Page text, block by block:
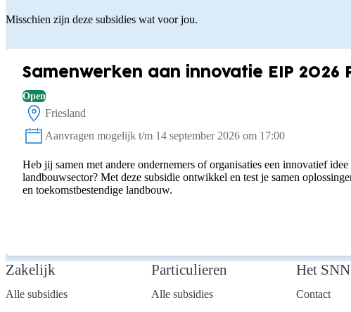
Misschien zijn deze subsidies wat voor jou.
Samenwerken aan innovatie EIP 2026
Open
Locatie:
Friesland
Status:
Aanvragen mogelijk t/m 14 september 2026 om 17:00
Heb jij samen met andere ondernemers of organisaties een innovatief
landbouwsector? Met deze subsidie ontwikkel en test je samen
en toekomstbestendige landbouw.
Zakelijk
Alle subsidies
Particulieren
Alle subsidies
Het SNN
Contact